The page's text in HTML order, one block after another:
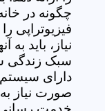
چگونه در
فیزیوتراپی
نیاز، باید
سبک زندگی
دارای سیستم
صورت نیاز به